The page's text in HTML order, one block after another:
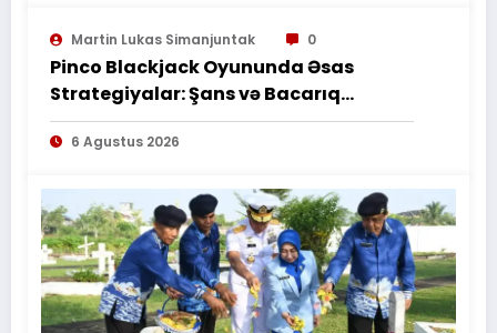
PEKERJAAN SESUAI PERJANJIAN
TERTULIS”*
Martin Lukas Simanjuntak 0
Pinco Blackjack Oyununda Əsas
Strategiyalar: Şans və Bacarıq
Balansı – BetAz Oyununa İcmal
6 Agustus 2026